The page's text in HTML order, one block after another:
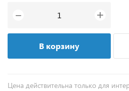
− +
В корзину
Цена действительна только для